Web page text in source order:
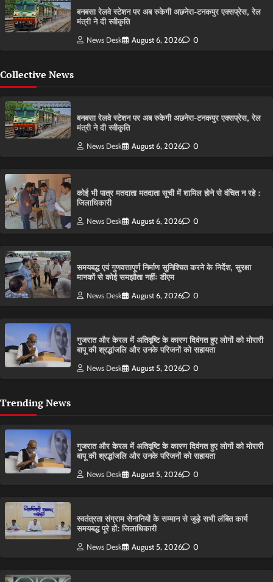
बनबसा रेलवे स्टेशन पर अब रुकेगी अछनेरा-टनकपुर एक्सप्रेस, रेल
मंत्री ने दी स्वीकृति
News Desk August 6, 2026 0
Collective News
बनबसा रेलवे स्टेशन पर अब रुकेगी अछनेरा-टनकपुर एक्सप्रेस, रेल
मंत्री ने दी स्वीकृति
News Desk August 6, 2026 0
कोई भी पात्र मतदाता मतदाता सूची में शामिल होने से वंचित न रहे :
जिलाधिकारी
News Desk August 6, 2026 0
समयबद्ध एवं गुणवत्तापूर्ण निर्माण सुनिश्चित करने के निर्देश, सुरक्षा
मानकों से कोई समझौता नहींः डीएम
News Desk August 6, 2026 0
गुजरात और केरल में अतिवृष्टि के कारण दिवंगत हुए लोगों को मोरारी
बापू की श्रद्धांजलि और उनके परिजनों को सहायता
News Desk August 5, 2026 0
Trending News
गुजरात और केरल में अतिवृष्टि के कारण दिवंगत हुए लोगों को मोरारी
बापू की श्रद्धांजलि और उनके परिजनों को सहायता
News Desk August 5, 2026 0
स्वतंत्रता संग्राम सेनानियों के सम्मान से जुड़े सभी लंबित कार्य
समयबद्ध पूरे हों: जिलाधिकारी
News Desk August 5, 2026 0